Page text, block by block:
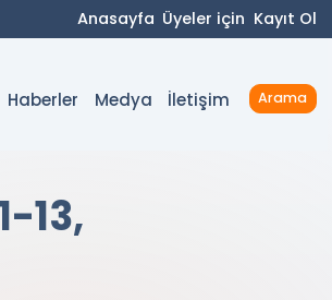
Anasayfa Üyeler için Kayıt Ol
Haberler Medya İletişim Arama
13,